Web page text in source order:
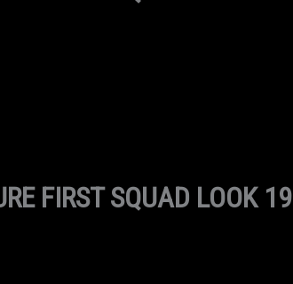
FIRST SQUAD LOOK 19